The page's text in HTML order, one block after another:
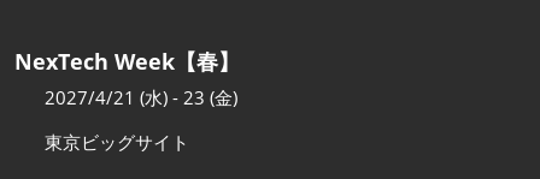
NexTech Week【春】
2027/4/21 (水) - 23 (金)
東京ビッグサイト